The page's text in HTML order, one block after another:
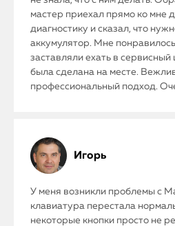
мастер приехал прямо ко мне
диагностику и сказал, что
аккумулятор. Мне
заставляли ехать в
была сделана на месте.
профессиональный подход.
Игорь
У меня возникли проблемы с
клавиатура перестала
некоторые кнопки просто не